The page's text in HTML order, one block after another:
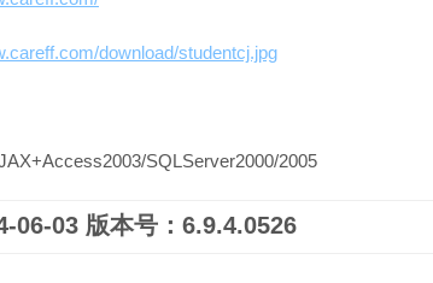
download/studentcj.jpg
SQLServer2000/2005
06-03 版本号：6.9.4.0526